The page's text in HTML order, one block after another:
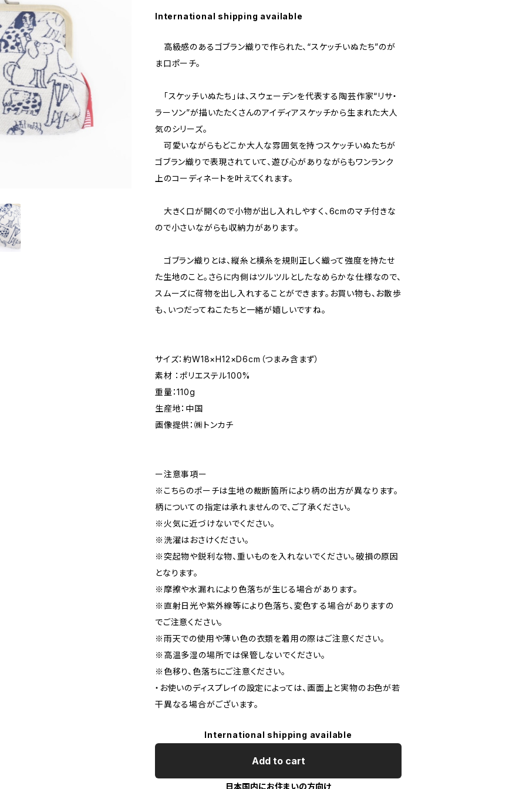
International shipping available
高級感のあるゴブラン織りで作られた、“スケッチいぬたち”のが
ま口ポーチ。
「スケッチいぬたち」は、スウェーデンを代表する陶芸作家“リサ・
ラーソン”が描いたたくさんのアイディアスケッチから生まれた大人
気のシリーズ。
可愛いながらもどこか大人な雰囲気を持つスケッチいぬたちが
ゴブラン織りで表現されていて、遊び心がありながらもワンランク
上のコーディネートを叶えてくれます。
大きく口が開くので小物が出し入れしやすく、6cmのマチ付きな
ので小さいながらも収納力があります。
ゴブラン織りとは、縦糸と横糸を規則正しく織って強度を持たせ
た生地のこと。さらに内側はツルツルとしたなめらかな仕様なので、
スムーズに荷物を出し入れすることができます。お買い物も、お散歩
も、いつだってねこたちと一緒が嬉しいですね。
サイズ：約W18×H12×D6cm（つまみ含まず）
素材 ：ポリエステル100%
重量：110g
生産地：中国
画像提供：㈱トンカチ
ー注意事項ー
※こちらのポーチは生地の裁断箇所により柄の出方が異なります。
柄についての指定は承れませんので、ご了承ください。
※火気に近づけないでください。
※洗濯はおさけください。
※突起物や鋭利な物、重いものを入れないでください。破損の原因
となります。
※摩擦や水漏れにより色落ちが生じる場合があります。
※直射日光や紫外線等により色落ち、変色する場合がありますの
でご注意ください。
※雨天での使用や薄い色の衣類を着用の際はご注意ください。
※高温多湿の場所では保管しないでください。
※色移り、色落ちにご注意ください。
・お使いのディスプレイの設定によっては、画面上と実物のお色が若
干異なる場合がございます。
International shipping available
Add to cart
日本国内にお住まいの方向け